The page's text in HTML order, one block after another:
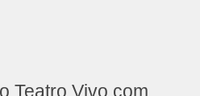
Teatro Vivo com